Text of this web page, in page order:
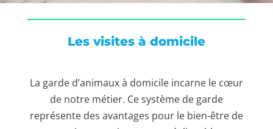
Les visites à domicile
La garde d’animaux à domicile incarne le cœur
de notre métier. Ce système de garde
représente des avantages pour le bien-être de